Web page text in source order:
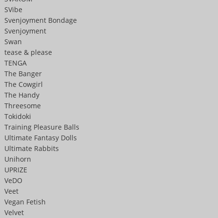
SVibe
Svenjoyment Bondage
Svenjoyment
Swan
tease & please
TENGA
The Banger
The Cowgirl
The Handy
Threesome
Tokidoki
Training Pleasure Balls
Ultimate Fantasy Dolls
Ultimate Rabbits
Unihorn
UPRIZE
VeDO
Veet
Vegan Fetish
Velvet